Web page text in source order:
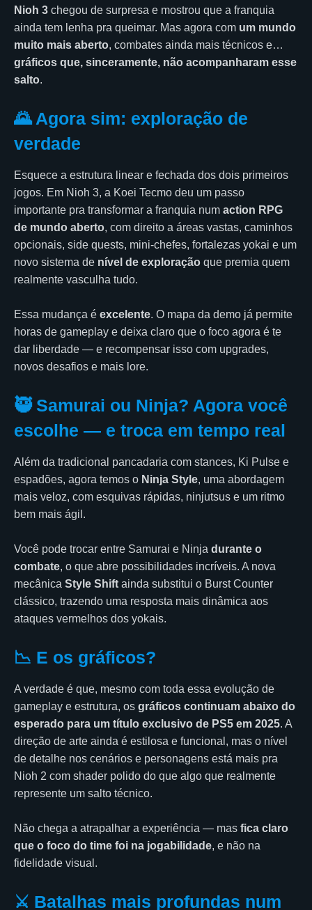
Nioh 3 chegou de surpresa e mostrou que a franquia
ainda tem lenha pra queimar. Mas agora com um mundo
muito mais aberto, combates ainda mais técnicos e…
gráficos que, sinceramente, não acompanharam esse
salto.
🌄 Agora sim: exploração de
verdade
Esquece a estrutura linear e fechada dos dois primeiros
jogos. Em Nioh 3, a Koei Tecmo deu um passo
importante pra transformar a franquia num action RPG
de mundo aberto, com direito a áreas vastas, caminhos
opcionais, side quests, mini-chefes, fortalezas yokai e um
novo sistema de nível de exploração que premia quem
realmente vasculha tudo.
Essa mudança é excelente. O mapa da demo já permite
horas de gameplay e deixa claro que o foco agora é te
dar liberdade — e recompensar isso com upgrades,
novos desafios e mais lore.
🥷 Samurai ou Ninja? Agora você
escolhe — e troca em tempo real
Além da tradicional pancadaria com stances, Ki Pulse e
espadões, agora temos o Ninja Style, uma abordagem
mais veloz, com esquivas rápidas, ninjutsus e um ritmo
bem mais ágil.
Você pode trocar entre Samurai e Ninja durante o
combate, o que abre possibilidades incríveis. A nova
mecânica Style Shift ainda substitui o Burst Counter
clássico, trazendo uma resposta mais dinâmica aos
ataques vermelhos dos yokais.
📉 E os gráficos?
A verdade é que, mesmo com toda essa evolução de
gameplay e estrutura, os gráficos continuam abaixo do
esperado para um título exclusivo de PS5 em 2025. A
direção de arte ainda é estilosa e funcional, mas o nível
de detalhe nos cenários e personagens está mais pra
Nioh 2 com shader polido do que algo que realmente
represente um salto técnico.
Não chega a atrapalhar a experiência — mas fica claro
que o foco do time foi na jogabilidade, e não na
fidelidade visual.
⚔️ Batalhas mais profundas num